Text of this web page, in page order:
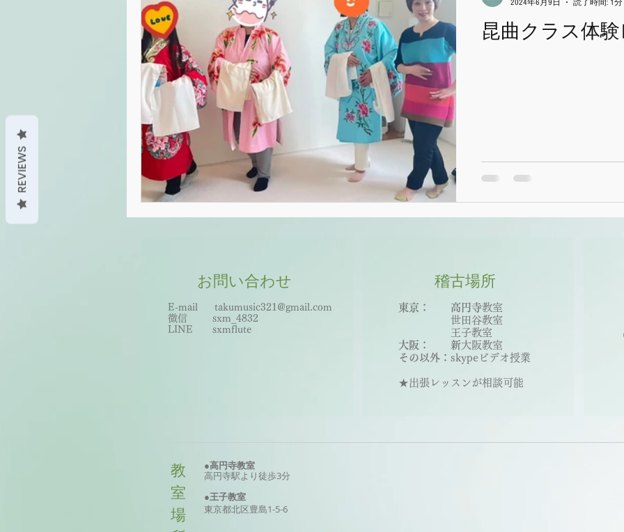
昆曲クラス体
2024年6月9日
読了時間: 1分
お問い合わせ
E-mail takumusic321@gmail.com
微信 sxm_ 4832
LINE sxmflute​
稽古場所
東京： 高円寺教室
世田谷教室
王子教室
大阪： 新大阪教室
その以外： skypeビデオ授業
★出張レッスンが相談可能
教
室
場
●高円寺教室
高円寺駅より徒歩3分
●王子教室
東京都北区豊島1-5-6
REVIEWS